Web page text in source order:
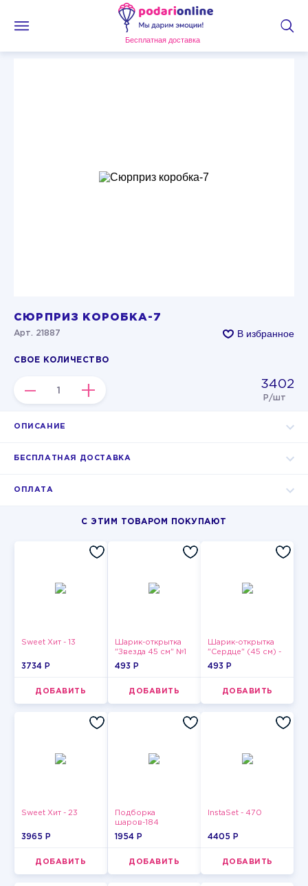
Бесплатная доставка
СЮРПРИЗ КОРОБКА-7
Арт. 21887 В избранное
СВОЕ КОЛИЧЕСТВО
– + 3402
Р/шт
ОПИСАНИЕ
БЕСПЛАТНАЯ ДОСТАВКА
ОПЛАТА
С ЭТИМ ТОВАРОМ ПОКУПАЮТ
Sweet Хит - 13
3734 P
ДОБАВИТЬ
Шарик-открытка
"Звезда 45 см" №1
493 P
ДОБАВИТЬ
Шарик-открытка
"Сердце" (45 см) -
2
493 P
ДОБАВИТЬ
Sweet Хит - 23
3965 P
ДОБАВИТЬ
Подборка
шаров-184
1954 P
ДОБАВИТЬ
InstaSet - 470
4405 P
ДОБАВИТЬ